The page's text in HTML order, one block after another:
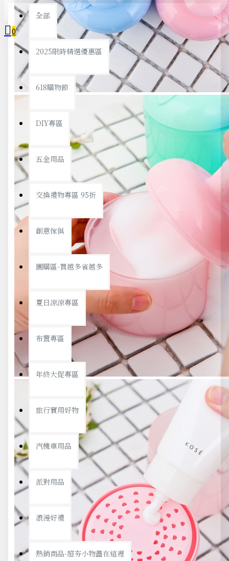
全部
2025限時精選優惠區
618購物節
DIY專區
五金用品
交換禮物專區 95折
創意傢俱
團購區-買越多省越多
夏日涼涼專區
布置專區
年終大促專區
旅行實用好物
汽機車用品
派對用品
浪漫好禮
熱銷商品-超夯小物盡在這裡
0
您的購物車內沒有商品！